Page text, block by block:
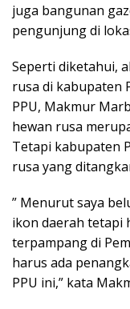
juga bangunan
pengunjung di
Seperti diketahui,
rusa di kabupaten
PPU, Makmur
hewan rusa
Tetapi kabupaten
rusa yang
” Menurut saya
ikon daerah tetapi
terpampang di
harus ada
PPU ini,” kata